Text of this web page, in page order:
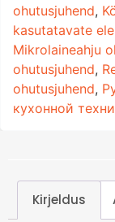
ohutusjuhend,
kasutatavate
Mikrolaineahju
ohutusjuhend,
ohutusjuhend,
кухонной
Kirjeldus